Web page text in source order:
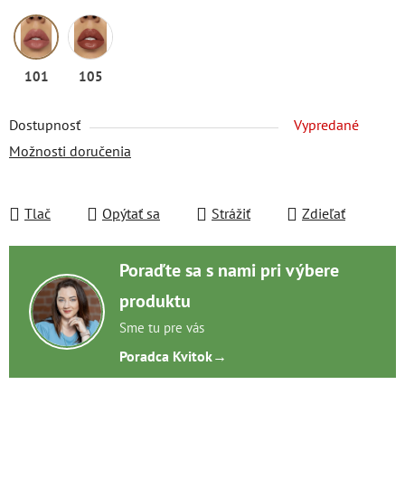
101 105
Dostupnosť
Vypredané
Možnosti doručenia
Tlač Opýtať sa Strážiť Zdieľať
Poraďte sa s nami pri výbere
produktu
Sme tu pre vás
Poradca Kvitok→